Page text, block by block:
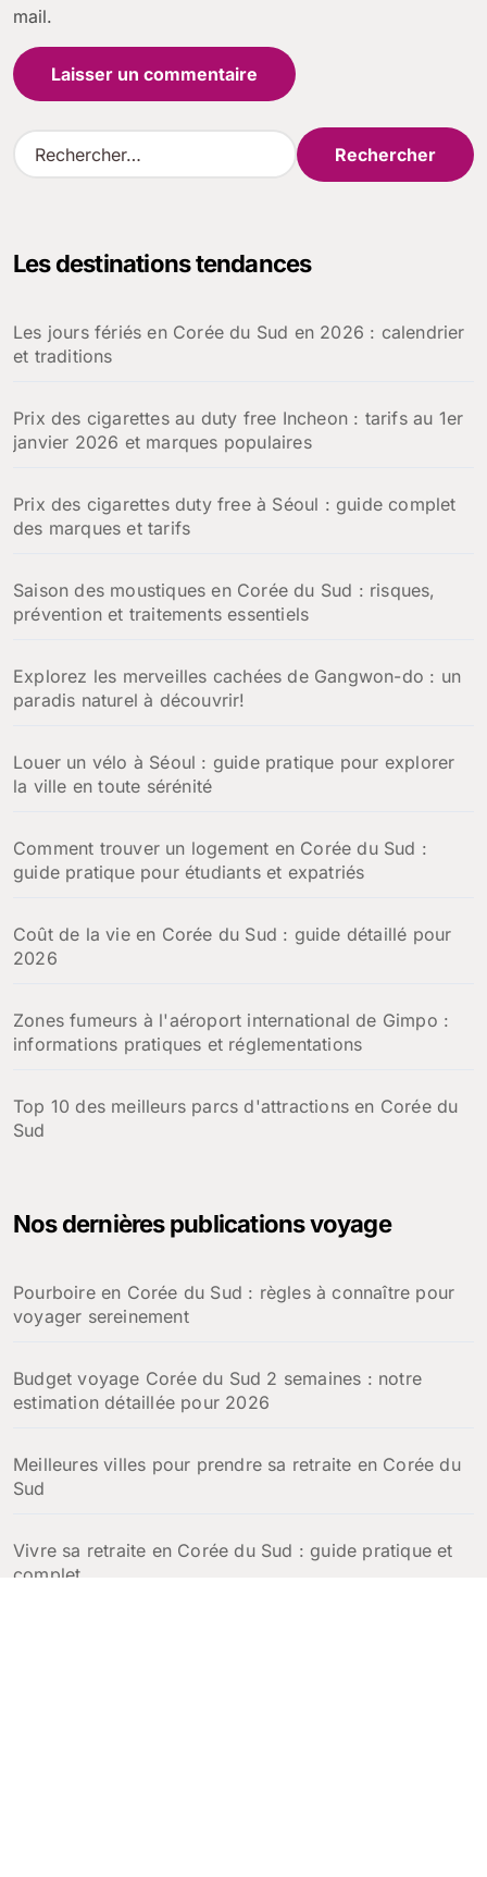
mail.
R
e
r
e
r
Les destinations tendances
Les jours fériés en Corée du Sud en 2026 : calendrier
et traditions
Prix des cigarettes au duty free Incheon : tarifs au 1er
janvier 2026 et marques populaires
Prix des cigarettes duty free à Séoul : guide complet
des marques et tarifs
Saison des moustiques en Corée du Sud : risques,
prévention et traitements essentiels
Explorez les merveilles cachées de Gangwon-do : un
paradis naturel à découvrir!
Louer un vélo à Séoul : guide pratique pour explorer
la ville en toute sérénité
Comment trouver un logement en Corée du Sud :
guide pratique pour étudiants et expatriés
Coût de la vie en Corée du Sud : guide détaillé pour
2026
Zones fumeurs à l'aéroport international de Gimpo :
informations pratiques et réglementations
Top 10 des meilleurs parcs d'attractions en Corée du
Sud
Nos dernières publications voyage
Pourboire en Corée du Sud : règles à connaître pour
voyager sereinement
Budget voyage Corée du Sud 2 semaines : notre
estimation détaillée pour 2026
Meilleures villes pour prendre sa retraite en Corée du
Sud
Vivre sa retraite en Corée du Sud : guide pratique et
complet